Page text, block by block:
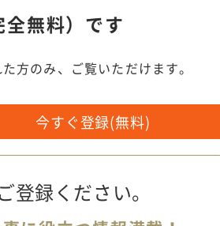
無料）です
方のみ、ご覧いただけます。
今すぐ登録(無料)
登録ください。